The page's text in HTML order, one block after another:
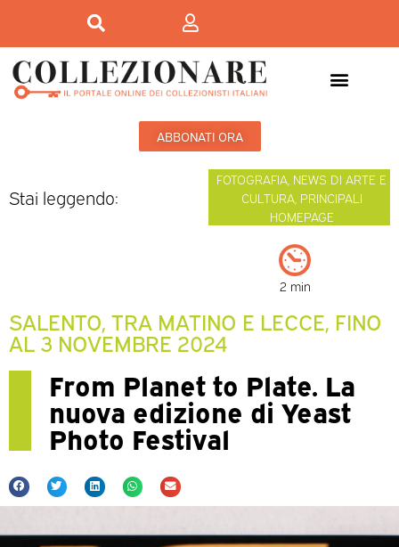
ABBONATI ORA
Stai leggendo:
FOTOGRAFIA NEWS DI ARTE E
CULTURA, PRINCIPALI
HOMEPAGE
2 min
SALENTO, TRA MATINO E LECCE, FINO
AL 3 NOVEMBRE 2024
From Planet to Plate. La
nuova edizione di Yeast
Photo Festival